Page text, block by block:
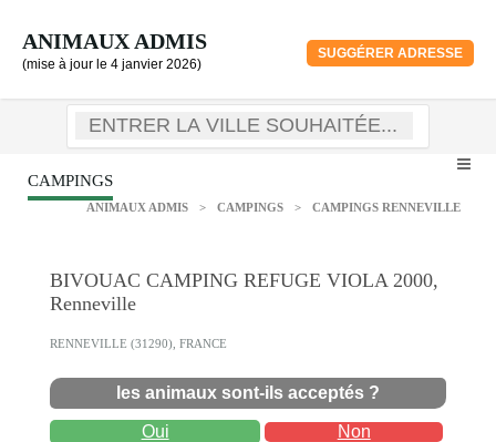
ANIMAUX ADMIS
(mise à jour le 4 janvier 2026)
SUGGÉRER ADRESSE
CAMPINGS
ANIMAUX ADMIS > CAMPINGS > CAMPINGS RENNEVILLE
BIVOUAC CAMPING REFUGE VIOLA 2000,
Renneville
RENNEVILLE (31290), FRANCE
les animaux sont-ils acceptés ?
Oui Non